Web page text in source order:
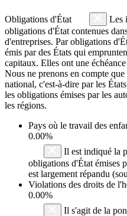
Obligations d'État
Les
obligations d'État contenues
d'entreprises. Par obligations
émis par des États qui
capitaux. Elles ont une
Nous ne prenons en compte
national, c'est-à-dire par les
les obligations émises par les
les régions.
Pays où le travail des
0.00%
Il est indiqué la
obligations d'État émises
est largement répandu
Violations des droits de
0.00%
Il s'agit de la